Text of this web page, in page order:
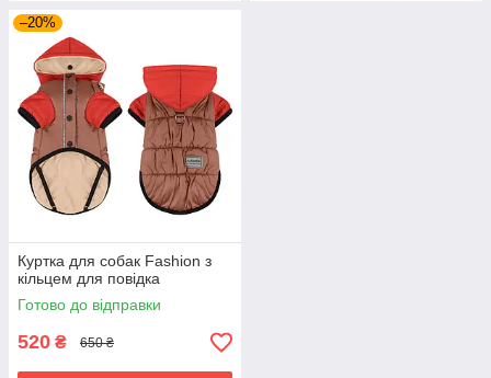
–20%
Куртка для собак Fashion з
кільцем для повідка
Готово до відправки
520 ₴ 650 ₴